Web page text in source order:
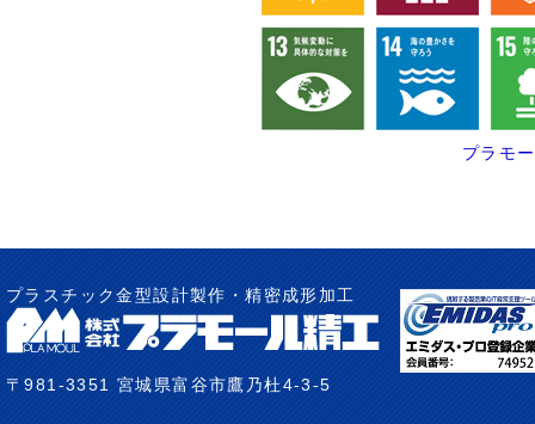
プラモ
プラスチック金型設計製作・精密成形加工
〒981-3351 宮城県富谷市鷹乃杜4-3-5